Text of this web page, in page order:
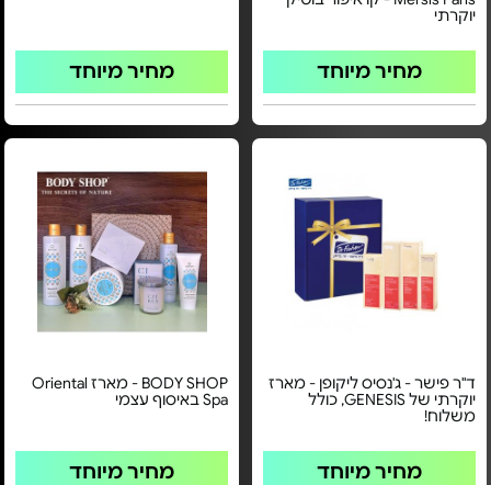
יוקרתי
מחיר מיוחד מחיר מיוחד
ד"ר פישר - ג'נסיס ליקופן - מארז
יוקרתי של GENESIS, כולל
משלוח!
מחיר מיוחד
BODY SHOP - מארז Oriental
Spa באיסוף עצמי
מחיר מיוחד